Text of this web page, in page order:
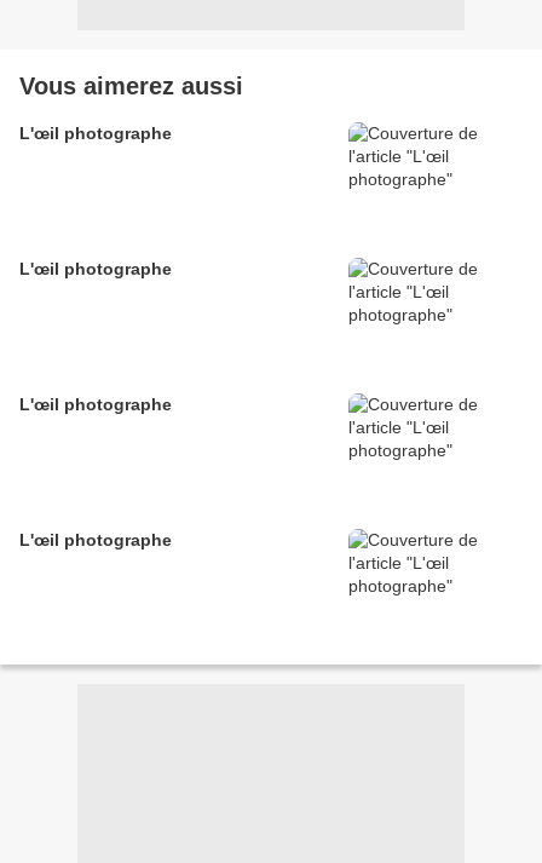
Vous aimerez aussi
L'œil photographe
L'œil photographe
L'œil photographe
L'œil photographe